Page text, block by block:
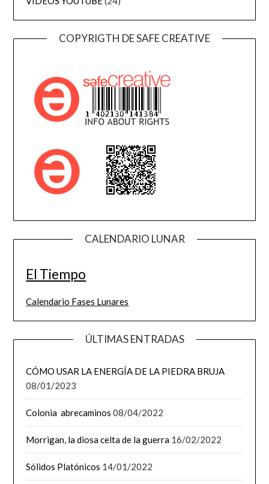
COPYRIGTH DE SAFE CREATIVE
CALENDARIO LUNAR
El Tiempo
Calendario Fases Lunares
ÚLTIMAS ENTRADAS
CÓMO USAR LA ENERGÍA DE LA PIEDRA BRUJA
08/01/2023
Colonia abrecaminos 08/04/2022
Morrigan, la diosa celta de la guerra 16/02/2022
Sólidos Platónicos 14/01/2022